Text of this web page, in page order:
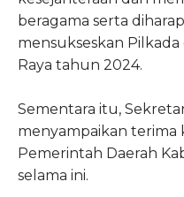
beragama serta
mensukseskan
Raya tahun 2024.
Sementara itu,
menyampaikan terima
Pemerintah Daerah
selama ini.